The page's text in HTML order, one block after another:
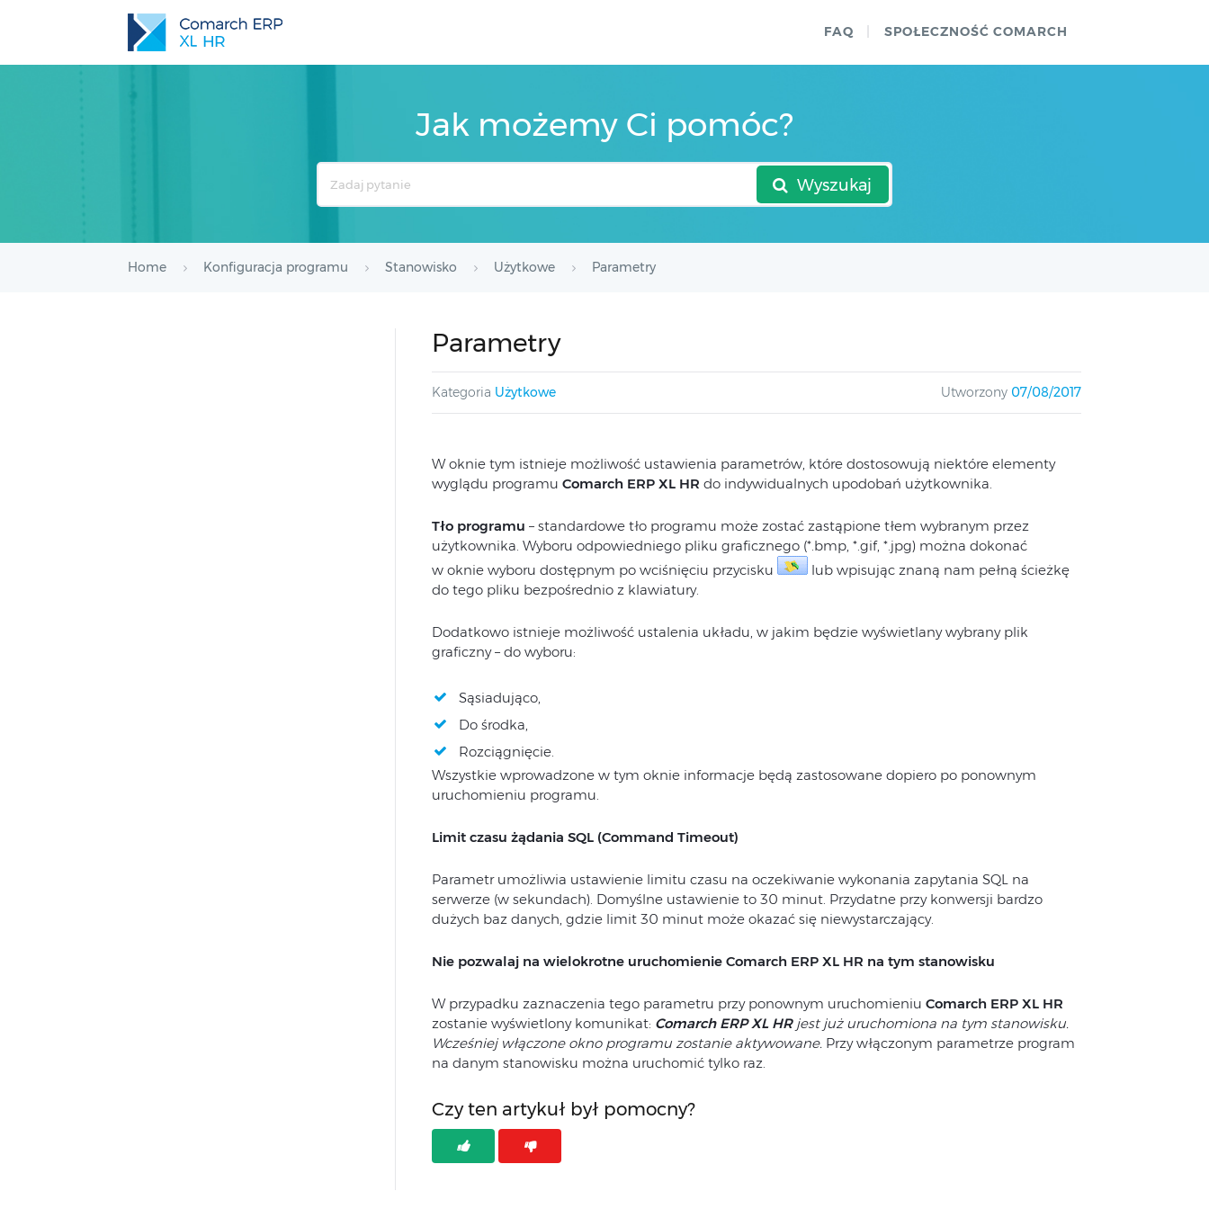
FAQ SPOŁECZNOŚĆ COMARCH
Jak możemy Ci pomóc?
Wyszukaj
Home Konfiguracja programu Stanowisko Użytkowe Parametry
Parametry
Kategoria Użytkowe Utworzony 07/08/2017
W oknie tym istnieje możliwość ustawienia parametrów, które dostosowują niektóre elementy
wyglądu programu Comarch ERP XL HR do indywidualnych upodobań użytkownika.
Tło programu – standardowe tło programu może zostać zastąpione tłem wybranym przez
użytkownika. Wyboru odpowiedniego pliku graficznego (*.bmp, *.gif, *.jpg) można dokonać
w oknie wyboru dostępnym po wciśnięciu przycisku
lub wpisując znaną nam pełną ścieżkę
do tego pliku bezpośrednio z klawiatury.
Dodatkowo istnieje możliwość ustalenia układu, w jakim będzie wyświetlany wybrany plik
graficzny – do wyboru:
Sąsiadująco,
Do środka,
Rozciągnięcie.
Wszystkie wprowadzone w tym oknie informacje będą zastosowane dopiero po ponownym
uruchomieniu programu.
Limit czasu żądania SQL (Command Timeout)
Parametr umożliwia ustawienie limitu czasu na oczekiwanie wykonania zapytania SQL na
serwerze (w sekundach). Domyślne ustawienie to 30 minut. Przydatne przy konwersji bardzo
dużych baz danych, gdzie limit 30 minut może okazać się niewystarczający.
Nie pozwalaj na wielokrotne uruchomienie Comarch ERP XL HR na tym stanowisku
W przypadku zaznaczenia tego parametru przy ponownym uruchomieniu Comarch ERP XL HR
zostanie wyświetlony komunikat: Comarch ERP XL HRjest już uruchomiona na tym stanowisku.
Wcześniej włączone okno programu zostanie aktywowane. Przy włączonym parametrze program
na danym stanowisku można uruchomić tylko raz.
Czy ten artykuł był pomocny?